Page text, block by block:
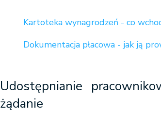
Kartoteka wynagrodzeń - co
Dokumentacja płacowa - jak ją
Udostępnianie
żądanie